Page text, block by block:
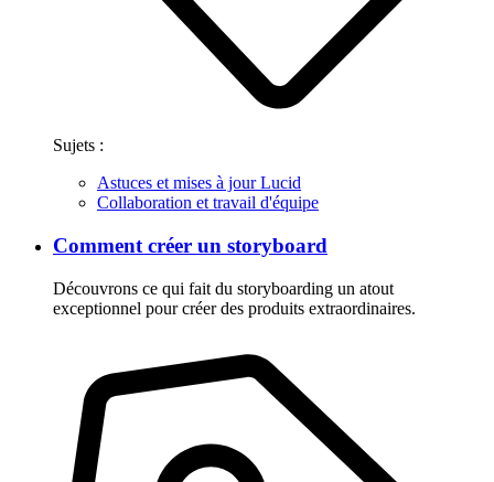
Sujets :
Astuces et mises à jour Lucid
Collaboration et travail d'équipe
Comment créer un storyboard
Découvrons ce qui fait du storyboarding un atout
exceptionnel pour créer des produits extraordinaires.